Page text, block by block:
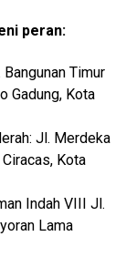
peran:
Timur
Gadung, Kota
Jl. Merdeka
Ciracas, Kota
Indah VIII Jl.
Lama